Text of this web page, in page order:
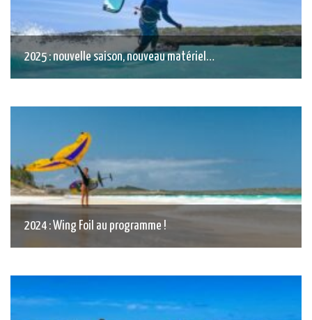
2025 : nouvelle saison, nouveau matériel…
2024 : Wing Foil au programme !